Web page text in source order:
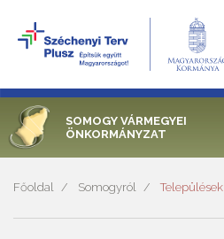
SOMOGY VÁRMEGYEI
ÖNKORMÁNYZAT
Főoldal Somogyról Települések